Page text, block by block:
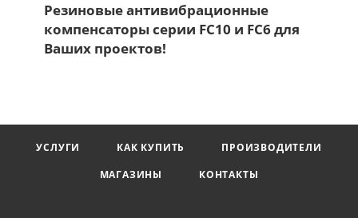
Резиновые антивибрационные
компенсаторы серии FC10 и FC6 для
Ваших проектов!
УСЛУГИ КАК КУПИТЬ
ПРОИЗВОДИТЕЛИ
МАГАЗИНЫ
КОНТАКТЫ